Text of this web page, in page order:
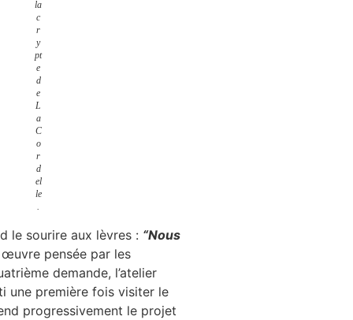
la
c
r
y
pt
e
d
e
L
a
C
o
r
d
el
le
le sourire aux lèvres : “Nous
pensée par les
demande, l’atelier
une première fois visiter le
progressivement le projet